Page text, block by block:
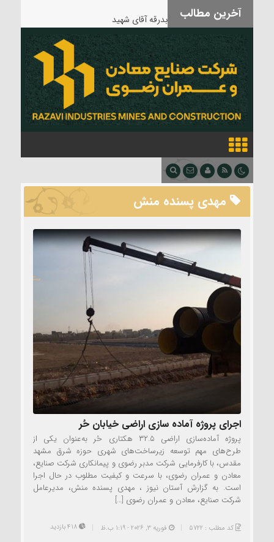
آخرین مطالب بدرقه آقای شهید
مهدی پسنده منش
اجرای پروژه آماده سازی اراضی خیابان حُر
پروژه آماده‌سازی اراضی ۳۲.۵ هکتاری حُر به‌عنوان یکی از
طرح‌های مهم توسعه زیرساخت‌های شهری حوزه شرق مشهد
مقدس، با کارفرمایی شرکت مدبر رضوی و پیمانکاری شرکت صنایع،
معادن و عمران رضوی، با سرعت و کیفیت مطلوب در حال اجرا
است. به گزارش آستان نیوز ، مهدی پسنده منش، مدیرعامل
شرکت صنایع، معادن و عمران رضوی […]
کد مطلب : 5722 فوریه 3, 2026 - 1:19 ب.ظ